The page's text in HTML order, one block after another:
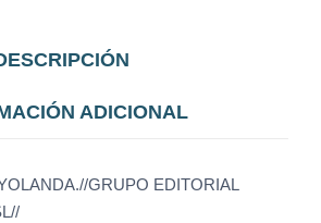
ADICIONAL
GRUPO EDITORIAL